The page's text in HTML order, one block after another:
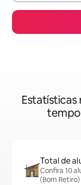
Estatísticas
Total de
Confira 10
(Bom Retiro)